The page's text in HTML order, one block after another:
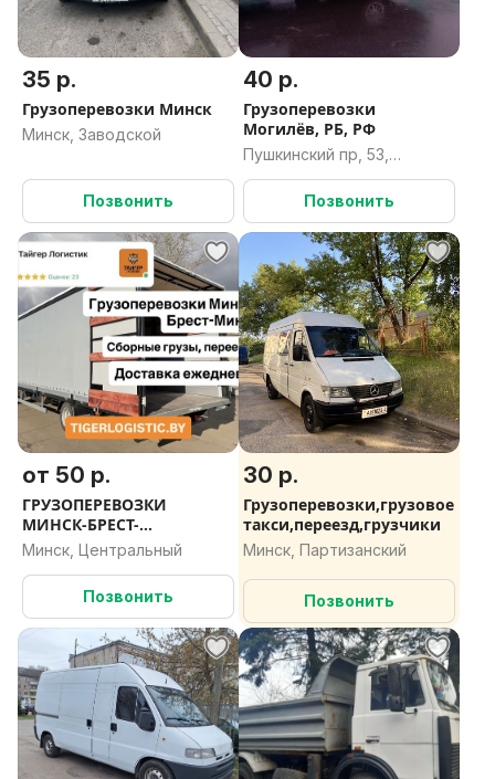
35 р.
Грузоперевозки Минск
Минск, Заводской
Позвонить
40 р.
Грузоперевозки
Могилёв, РБ, РФ
Пушкинский пр, 53,
Могилёв, Могилёвская
областьПозвонить
от 50 р.
ГРУЗОПЕРЕВОЗКИ
МИНСК-БРЕСТ-
БАРАНОВИЧИ-ПИНСК-
КОБРИН-БЕРЁЗА-МИНСК/
ПОПУТНО/ПЕРЕВОЗКИ ПО
Минск, Центральный
Позвонить
30 р.
Грузоперевозки,грузовое
такси,переезд,грузчики
Минск, Партизанский
Позвонить